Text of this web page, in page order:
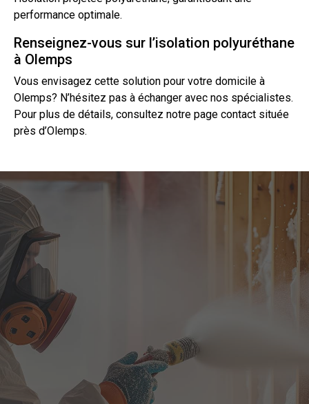
performance optimale.
Renseignez-vous sur l’isolation polyuréthane
à Olemps
Vous envisagez cette solution pour votre domicile à
Olemps? N’hésitez pas à échanger avec nos spécialistes.
Pour plus de détails, consultez notre page contact située
près d’Olemps.